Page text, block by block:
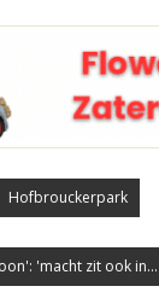
Hofbrouckerpark
'macht zit ook in...